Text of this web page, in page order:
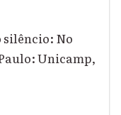
silêncio: No
Unicamp,